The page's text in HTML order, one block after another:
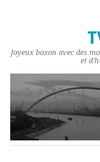
Joyeux boxon avec des
et